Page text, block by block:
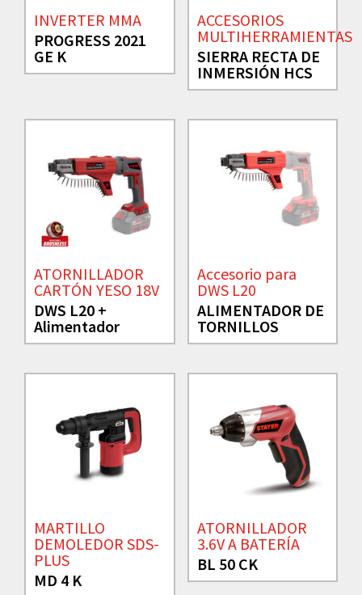
INVERTER MMA
PROGRESS 2021
GE K
ACCESORIOS
MULTIHERRAMIENTAS
SIERRA RECTA DE
INMERSIÓN HCS
ATORNILLADOR
CARTÓN YESO 18V
DWS L20 +
Alimentador
Accesorio para
DWS L20
ALIMENTADOR DE
TORNILLOS
MARTILLO
DEMOLEDOR SDS-
PLUS
MD 4 K
ATORNILLADOR
3.6V A BATERÍA
BL 50 CK